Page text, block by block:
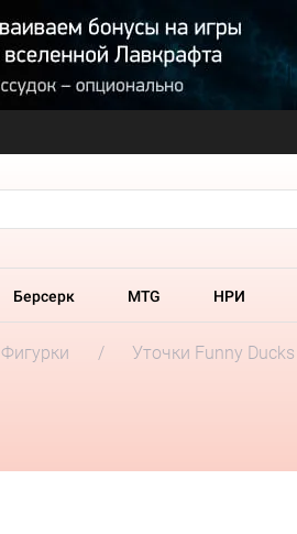
Берсерк MTG НРИ
Фигурки Уточки Funny Ducks